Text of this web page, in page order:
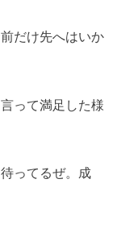
だけ先へはいか
って満足した様
ってるぜ。成